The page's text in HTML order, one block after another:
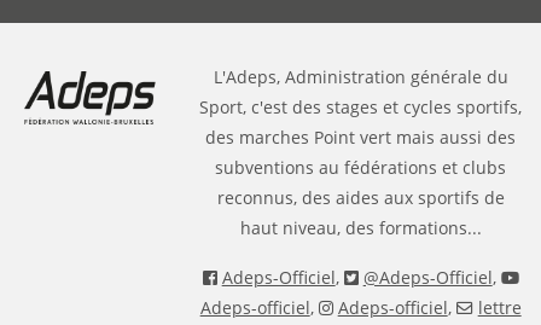
L'Adeps, Administration générale du
Sport, c'est des stages et cycles sportifs,
des marches Point vert mais aussi des
subventions au fédérations et clubs
reconnus, des aides aux sportifs de
haut niveau, des formations...
Adeps-Officiel, @Adeps-Officiel,
Adeps-officiel, Adeps-officiel,
lettre